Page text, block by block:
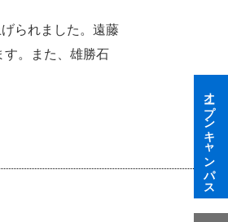
られました。遠藤
す。また、雄勝石
オープンキャンパス